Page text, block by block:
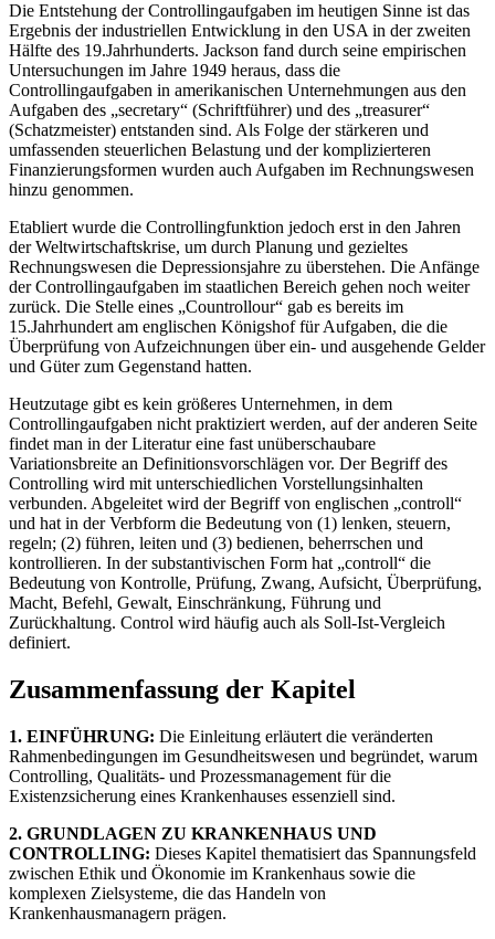
Die Entstehung der Controllingaufgaben im heutigen Sinne ist das
Ergebnis der industriellen Entwicklung in den USA in der zweiten
Hälfte des 19.Jahrhunderts. Jackson fand durch seine empirischen
Untersuchungen im Jahre 1949 heraus, dass die
Controllingaufgaben in amerikanischen Unternehmungen aus den
Aufgaben des „secretary“ (Schriftführer) und des „treasurer“
(Schatzmeister) entstanden sind. Als Folge der stärkeren und
umfassenden steuerlichen Belastung und der komplizierteren
Finanzierungsformen wurden auch Aufgaben im Rechnungswesen
hinzu genommen.
Etabliert wurde die Controllingfunktion jedoch erst in den Jahren
der Weltwirtschaftskrise, um durch Planung und gezieltes
Rechnungswesen die Depressionsjahre zu überstehen. Die Anfänge
der Controllingaufgaben im staatlichen Bereich gehen noch weiter
zurück. Die Stelle eines „Countrollour“ gab es bereits im
15.Jahrhundert am englischen Königshof für Aufgaben, die die
Überprüfung von Aufzeichnungen über ein- und ausgehende Gelder
und Güter zum Gegenstand hatten.
Heutzutage gibt es kein größeres Unternehmen, in dem
Controllingaufgaben nicht praktiziert werden, auf der anderen Seite
findet man in der Literatur eine fast unüberschaubare
Variationsbreite an Definitionsvorschlägen vor. Der Begriff des
Controlling wird mit unterschiedlichen Vorstellungsinhalten
verbunden. Abgeleitet wird der Begriff von englischen „controll“
und hat in der Verbform die Bedeutung von (1) lenken, steuern,
regeln; (2) führen, leiten und (3) bedienen, beherrschen und
kontrollieren. In der substantivischen Form hat „controll“ die
Bedeutung von Kontrolle, Prüfung, Zwang, Aufsicht, Überprüfung,
Macht, Befehl, Gewalt, Einschränkung, Führung und
Zurückhaltung. Control wird häufig auch als Soll-Ist-Vergleich
definiert.
Zusammenfassung der Kapitel
1. EINFÜHRUNG: Die Einleitung erläutert die veränderten
Rahmenbedingungen im Gesundheitswesen und begründet, warum
Controlling, Qualitäts- und Prozessmanagement für die
Existenzsicherung eines Krankenhauses essenziell sind.
2. GRUNDLAGEN ZU KRANKENHAUS UND
CONTROLLING: Dieses Kapitel thematisiert das Spannungsfeld
zwischen Ethik und Ökonomie im Krankenhaus sowie die
komplexen Zielsysteme, die das Handeln von
Krankenhausmanagern prägen.